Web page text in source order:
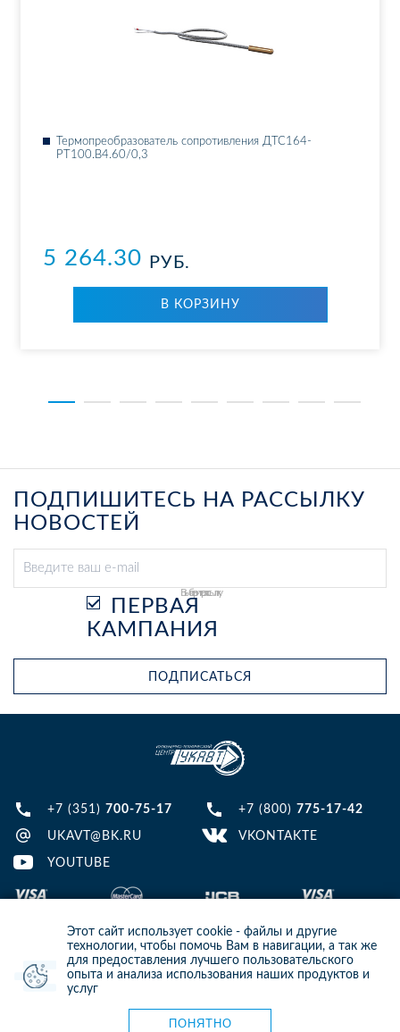
Этот сайт использует cookie - файлы и другие
технологии, чтобы помочь Вам в навигации, а так же
для предоставления лучшего пользовательского
опыта и анализа использования наших продуктов и
услуг
ПОНЯТНО
Тер­мо­пре­об­ра­зо­ва­тель со­про­тив­ле­ния ДТ­С164-
РТ100.В4.60/0,3
5 264.30 РУБ.
В КОР­ЗИ­НУ
ПОДПИШИТЕСЬ НА РАССЫЛКУ
НОВОСТЕЙ
Выберите рассылку
ПЕРВАЯ
КАМПАНИЯ
ПОДПИСАТЬСЯ
+7 (351) 700-75-17 +7 (800) 775-17-42
UKAVT@BK.RU VKONTAKTE
YOUTUBE
© 2013-2024 ООО ИТЦ УКАВТ. ИНН: 7448122124, ОГРН: 1097448007216
ИНФОРМАЦИЯ НА САЙТЕ НЕ ЯВЛЯЕТСЯ ПУБЛИЧНОЙ ОФЕРТОЙ. ДЛЯ